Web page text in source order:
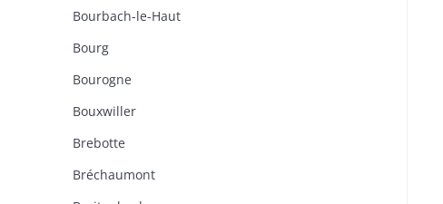
Bourbach-le-Haut
Bourg
Bourogne
Bouxwiller
Brebotte
Bréchaumont